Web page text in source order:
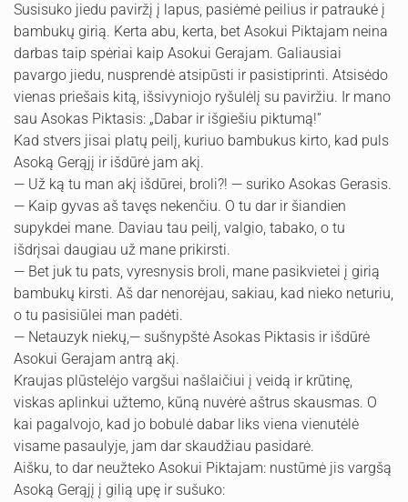
Susisuko jiedu paviržį į lapus, pasiėmė peilius ir patraukė į
bambukų girią. Kerta abu, kerta, bet Asokui Piktajam neina
darbas taip spėriai kaip Asokui Gerajam. Galiausiai
pavargo jiedu, nusprendė atsipūsti ir pasistiprinti. Atsisėdo
vienas priešais kitą, išsivyniojo ryšulėlį su paviržiu. Ir mano
sau Asokas Pik­tasis: „Dabar ir išgiešiu piktumą!”
Kad stvers jisai platų peilį, kuriuo bambukus kirto, kad puls
Asoką Gerąjį ir išdūrė jam akį.
— Už ką tu man akį išdūrei, broli?! — suriko Asokas Gerasis.
— Kaip gyvas aš tavęs nekenčiu. O tu dar ir šiandien
supykdei mane. Daviau tau peilį, valgio, tabako, o tu
išdrįsai daugiau už mane prikirsti.
— Bet juk tu pats, vyresnysis broli, mane pasikvietei į girią
bambukų kirsti. Aš dar nenorėjau, sakiau, kad nieko netu­riu,
o tu pasisiūlei man padėti.
— Netauzyk niekų,— sušnypštė Asokas Piktasis ir išdūrė
Asokui Gerajam antrą akį.
Kraujas plūstelėjo vargšui našlaičiui į veidą ir krūtinę,
viskas aplinkui užtemo, kūną nuvėrė aštrus skausmas. O
kai pagalvojo, kad jo bobulė dabar liks viena vienutėlė
visame pasaulyje, jam dar skaudžiau pasidarė.
Aišku, to dar neužteko Asokui Piktajam: nustūmė jis vargšą
Asoką Gerąjį į gilią upę ir sušuko: